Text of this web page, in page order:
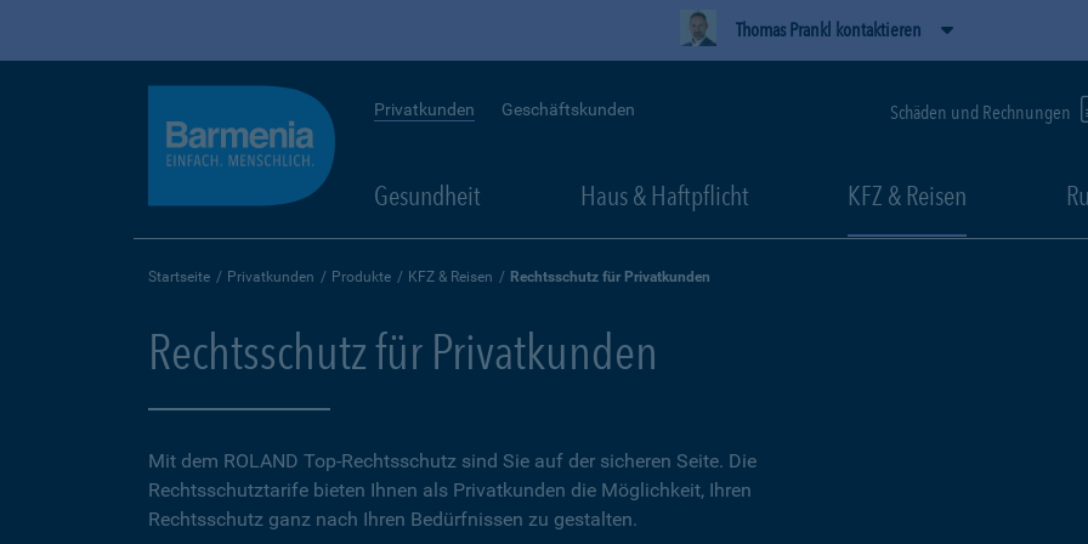
Thomas Prankl kontaktieren
Privatkunden Geschäftskunden Schäden und Rechnungen
Gesundheit Haus & Haftpflicht KFZ & Reisen
Startseite Privatkunden Produkte KFZ & Reisen Rechtsschutz für Privatkunden
Rechtsschutz für Privatkunden
Mit dem ROLAND Top-Rechtsschutz sind Sie auf der sicheren Seite. Die
Rechtsschutztarife bieten Ihnen als Privatkunden die Möglichkeit, Ihren
Rechtsschutz ganz nach Ihren Bedürfnissen zu gestalten.